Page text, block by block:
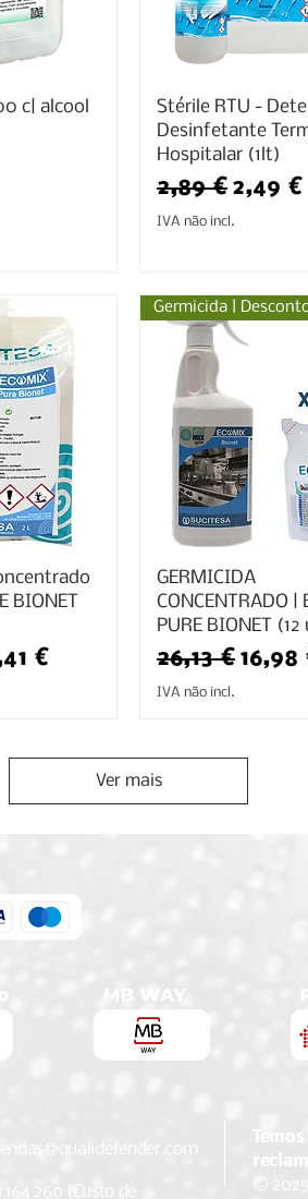
c| alcool
Stérile RTU -
Desinfetante
Hospitalar (1lt)
Preço normal
2,89 € Preço
2,49 €
IVA não incl.
BIONET
promocional
€
GERMICIDA
CONCENTRADO |
PURE BIONET (12
Preço normal
26,13 € 16,98
IVA não incl.
Ver mais
164 260 (Custo de
©